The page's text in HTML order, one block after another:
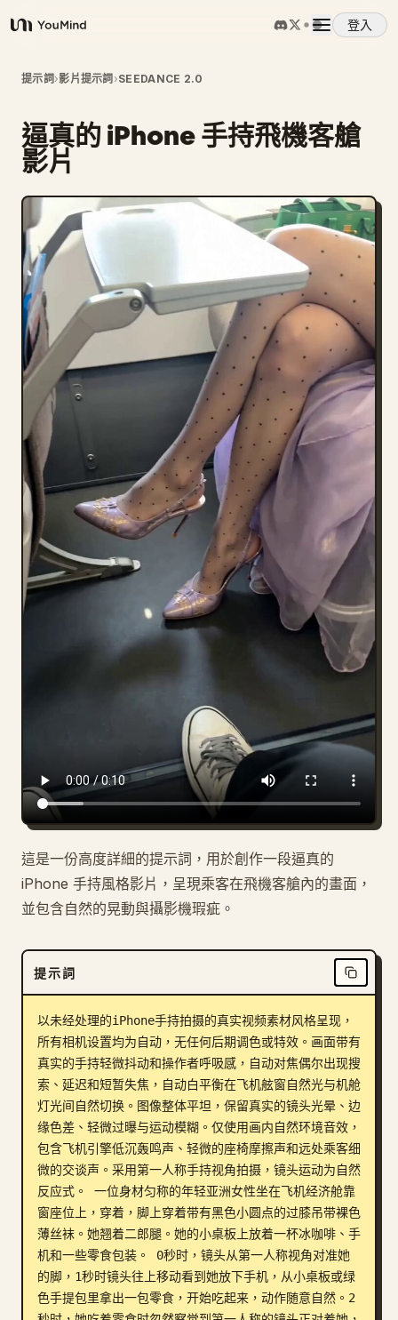
YouMind
登入
概覽
使用案例
技能
提示詞
定價
下載
部落格
更新
提示詞›影片提示詞 ›SEEDANCE 2.0
逼真的 iPhone 手持飛機客艙
影片
這是一份高度詳細的提示詞，用於創作一段逼真的
iPhone 手持風格影片，呈現乘客在飛機客艙內的畫面，
並包含自然的晃動與攝影機瑕疵。
提示詞
以未经处理的iPhone手持拍摄的真实视频素材风格呈现，
所有相机设置均为自动，无任何后期调色或特效。画面带有
真实的手持轻微抖动和操作者呼吸感，自动对焦偶尔出现搜
索、延迟和短暂失焦，自动白平衡在飞机舷窗自然光与机舱
灯光间自然切换。图像整体平坦，保留真实的镜头光晕、边
缘色差、轻微过曝与运动模糊。仅使用画内自然环境音效，
包含飞机引擎低沉轰鸣声、轻微的座椅摩擦声和远处乘客细
微的交谈声。采用第一人称手持视角拍摄，镜头运动为自然
反应式。 一位身材匀称的年轻亚洲女性坐在飞机经济舱靠
窗座位上，穿着，脚上穿着带有黑色小圆点的过膝吊带裸色
薄丝袜。她翘着二郎腿。她的小桌板上放着一杯冰咖啡、手
机和一些零食包装。 0秒时，镜头从第一人称视角对准她
的脚，1秒时镜头往上移动看到她放下手机，从小桌板或绿
色手提包里拿出一包零食，开始吃起来，动作随意自然。2